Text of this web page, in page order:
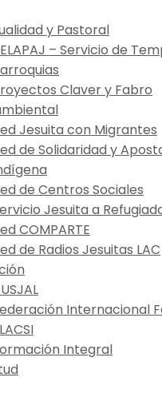
y Pastoral
– Servicio de
Claver y Fabro
Jesuita con Migrantes
de Solidaridad y
de Centros Sociales
Jesuita a
COMPARTE
de Radios Jesuitas LAC
Internacional
Integral